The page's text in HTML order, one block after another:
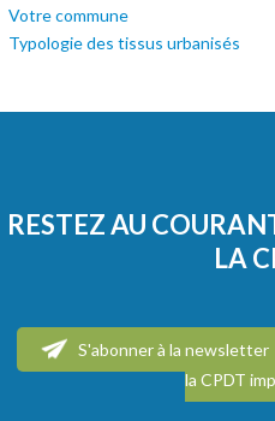
Votre commune
Typologie des tissus urbanisés
RESTEZ AU
LA
S'abonner à la newsletter
la CPDT